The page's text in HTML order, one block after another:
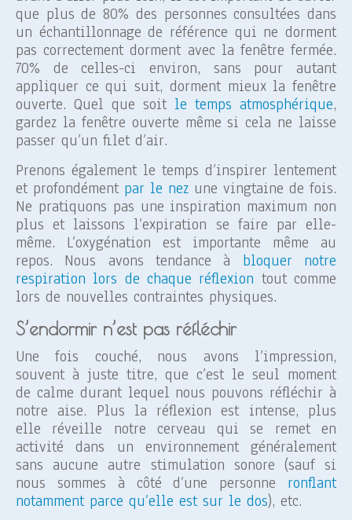
que plus de 80% des personnes consultées dans
un échantillonnage de référence qui ne dorment
pas correctement dorment avec la fenêtre fermée.
70% de celles-ci environ, sans pour autant
appliquer ce qui suit, dorment mieux la fenêtre
ouverte. Quel que soit le temps atmosphérique,
gardez la fenêtre ouverte même si cela ne laisse
passer qu’un filet d’air.
Prenons également le temps d’inspirer lentement
et profondément par le nez une vingtaine de fois.
Ne pratiquons pas une inspiration maximum non
plus et laissons l’expiration se faire par elle-
même. L’oxygénation est importante même au
repos. Nous avons tendance à bloquer notre
respiration lors de chaque réflexion tout comme
lors de nouvelles contraintes physiques.
S’endormir n’est pas réfléchir
Une fois couché, nous avons l’impression,
souvent à juste titre, que c’est le seul moment
de calme durant lequel nous pouvons réfléchir à
notre aise. Plus la réflexion est intense, plus
elle réveille notre cerveau qui se remet en
activité dans un environnement généralement
sans aucune autre stimulation sonore (sauf si
nous sommes à côté d’une personne ronflant
notamment parce qu’elle est sur le dos), etc.